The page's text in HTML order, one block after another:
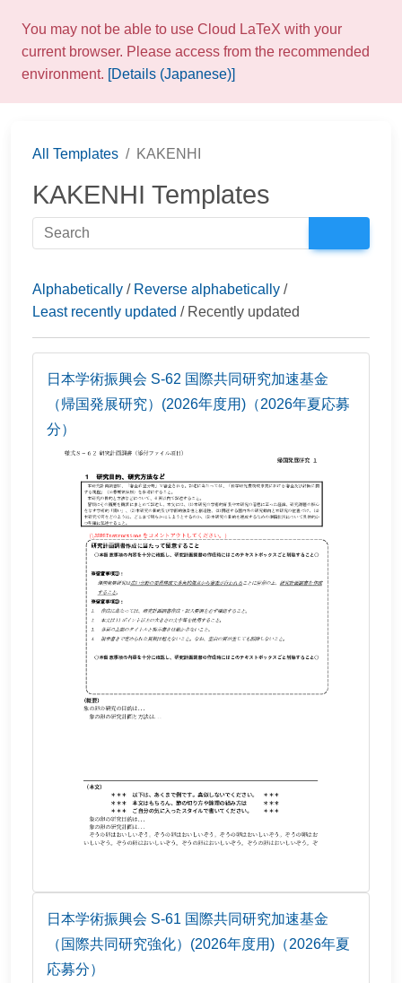
You may not be able to use Cloud LaTeX with your
current browser. Please access from the recommended
environment. [Details (Japanese)]
All Templates KAKENHI
KAKENHI Templates
Alphabetically / Reverse alphabetically /
Least recently updated / Recently updated
日本学術振興会 S-62 国際共同研究加速基金
（帰国発展研究）(2026年度用)（2026年夏応募
分）
日本学術振興会 S-61 国際共同研究加速基金
（国際共同研究強化）(2026年度用)（2026年夏
応募分）